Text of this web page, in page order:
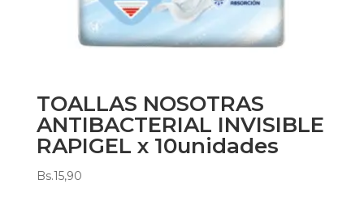
TOALLAS NOSOTRAS
ANTIBACTERIAL INVISIBLE
RAPIGEL x 10unidades
Bs.15,90